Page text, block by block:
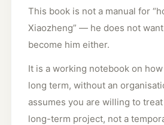
This book is not a manual for
Xiaozheng” — he does not
become him either.
It is a working notebook on
long term, without an
assumes you are willing to treat
long-term project, not a